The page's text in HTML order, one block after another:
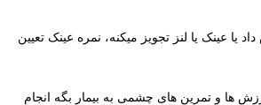
عینک یا لنز تجویز میکنه، نمره عینک تعیین
ها و تمرین های چشمی به بیمار بگه انجام